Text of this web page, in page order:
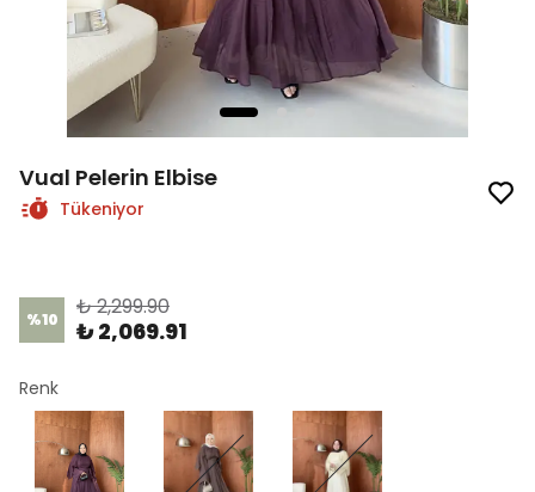
Vual Pelerin Elbise
Tükeniyor
%10 ₺ 2,299.90
₺ 2,069.91
Renk